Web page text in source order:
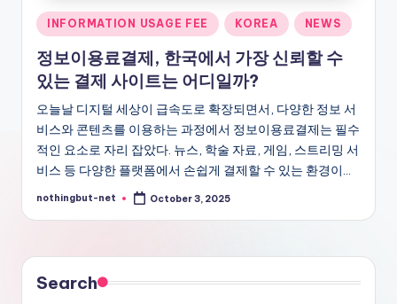
tPosted
in
INFORMATION USAGE FEE KOREA NEWS
정보이용료결제, 한국에서 가장 신뢰할 수
있는 결제 사이트는 어디일까?
오늘날 디지털 세상이 급속도로 확장되면서, 다양한 정보 서
비스와 콘텐츠를 이용하는 과정에서 정보이용료결제는 필수
적인 요소로 자리 잡았다. 뉴스, 학술 자료, 게임, 스트리밍 서
비스 등 다양한 플랫폼에서 손쉽게 결제할 수 있는 환경이…
Posted
nothingbut-net October 3, 2025
Search